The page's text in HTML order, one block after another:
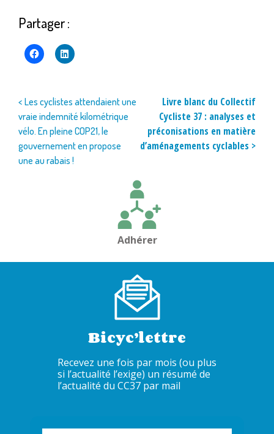
Partager :
Navigation
de
l’article
< Les cyclistes attendaient une
vraie indemnité kilométrique
vélo. En pleine COP21, le
gouvernement en propose
une au rabais !
Livre blanc du Collectif
Cycliste 37 : analyses et
préconisations en matière
d’aménagements cyclables >
Adhérer
Bicyc’lettre
Recevez une fois par mois (ou plus
si l’actualité l’exige) un résumé de
l’actualité du CC37 par mail